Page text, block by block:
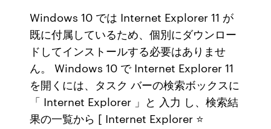
Windows 10 では Internet Explorer 11 が
既に付属しているため、個別にダウンロー
ドしてインストールする必要はありませ
ん。 Windows 10 で Internet Explorer 11
を開くには、タスク バーの検索ボックスに
「 Internet Explorer 」と 入力 し、検索結
果の一覧から [ Internet Explorer ⭐